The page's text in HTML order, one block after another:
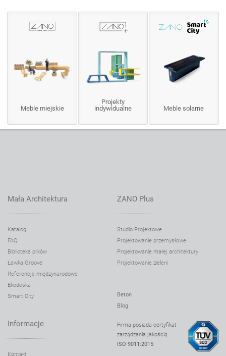
Meble miejskie
Projekty
indywidualne
Meble solarne
Mała Architektura
Katalog
FAQ
Biblioteka plików
Ławka Groove
Referencje międzynarodowe
Ekodeska
Smart City
ZANO Plus
Studio Projektowe
Projektowanie przemysłowe
Projektowanie małej architektury
Projektowanie zieleni
Beton
Blog
Informacje
Kontakt
Firma posiada certyfikat
zarządzania jakością
ISO 9011:2015